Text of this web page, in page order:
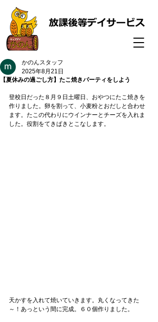
【夏休みの過ごし方】たこ焼きパーティをしよう
かのんスタッフ
2025年8月21日
登校日だった８月９日土曜日、おやつにたこ焼きを
作りました。卵を割って、小麦粉とおだしと合わせ
ます。たこの代わりにウインナーとチーズを入れま
した。役割をてきぱきとこなします。
天かすを入れて焼いていきます。丸くなってきた
～！あっという間に完成。６０個作りました。